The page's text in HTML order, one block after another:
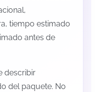
tiempo estimado
antes de
describir
del paquete. No